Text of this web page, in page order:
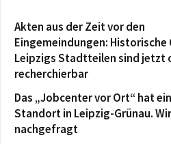
Akten aus der Zeit vor den
Eingemeindungen: Historische
Leipzigs Stadtteilen sind jetzt
recherchierbar
Das „Jobcenter vor Ort“ hat
Standort in Leipzig-Grünau.
nachgefragt